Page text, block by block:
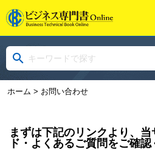
ホーム > お問い合わせ
まずは下記のリンクより、
ド・よくあるご質問をご確認